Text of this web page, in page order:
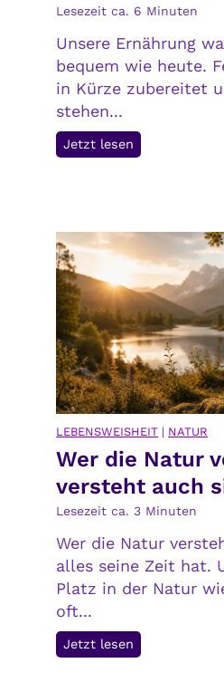
Lesezeit ca. 6 Minuten
Unsere Ernährung
bequem wie heute.
in Kürze zubereitet
stehen...
Jetzt lesen
s
d
r
B
e
q
u
e
m
l
i
c
k
e
i
LEBENSWEISHEIT | NATUR
Wer die Natur
versteht auch
Lesezeit ca. 3 Minuten
Wer die Natur
alles seine Zeit hat.
Platz in der Natur
oft...
Jetzt lesen